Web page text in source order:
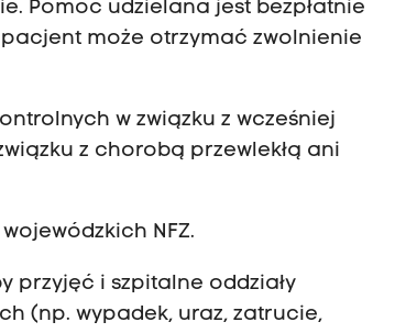
Pomoc udzielana jest bezpłatnie
może otrzymać zwolnienie
w związku z wcześniej
z chorobą przewlekłą ani
NFZ.
przyjęć i szpitalne oddziały
(np. wypadek, uraz, zatrucie,